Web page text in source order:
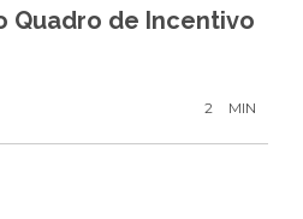
Quadro de Incentivo
2 MIN